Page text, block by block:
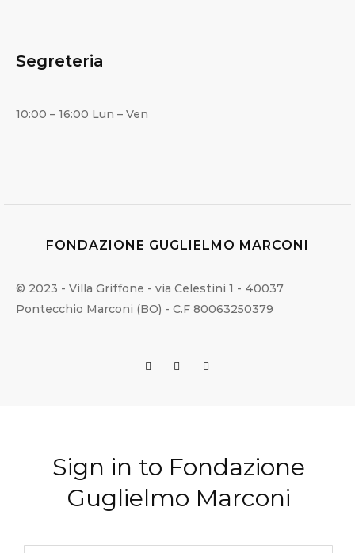
Segreteria
10:00 – 16:00 Lun – Ven
FONDAZIONE GUGLIELMO MARCONI
© 2023 - Villa Griffone - via Celestini 1 - 40037
Pontecchio Marconi (BO) - C.F 80063250379
Sign in to Fondazione
Guglielmo Marconi